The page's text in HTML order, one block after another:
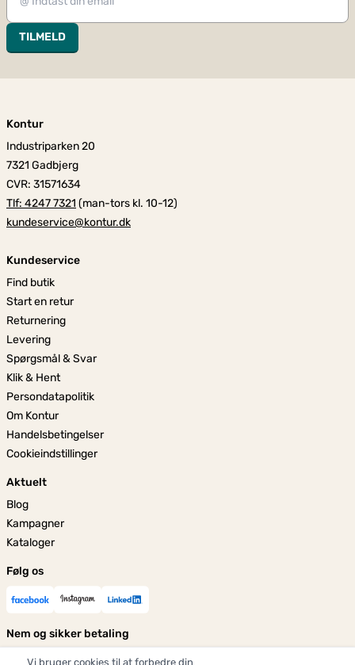
TILMELD
Kontur
Industriparken 20
7321 Gadbjerg
CVR: 31571634
Tlf: 4247 7321 (man-tors kl. 10-12)
kundeservice@kontur.dk
Kundeservice
Find butik
Start en retur
Returnering
Levering
Spørgsmål & Svar
Klik & Hent
Persondatapolitik
Om Kontur
Handelsbetingelser
Cookieindstillinger
Aktuelt
Blog
Kampagner
Kataloger
Følg os
Nem og sikker betaling
Vi bruger cookies til at forbedre din